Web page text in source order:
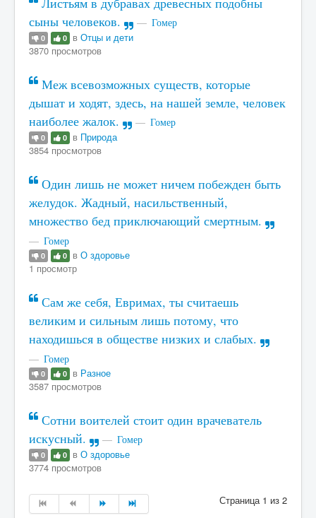
сыны человеков.
Гомер
0 0 в Отцы и дети
3870 просмотров
Меж всевозможных существ, которые
дышат и ходят, здесь, на нашей земле, человек
наиболее жалок.
Гомер
0 0 в Природа
3854 просмотров
Один лишь не может ничем побежден быть
желудок. Жадный, насильственный,
множество бед приключающий смертным.
Гомер
0 0 в О здоровье
1 просмотр
Сам же себя, Евримах, ты считаешь
великим и сильным лишь потому, что
находишься в обществе низких и слабых.
Гомер
0 0 в Разное
3587 просмотров
Сотни воителей стоит один врачеватель
искусный.
Гомер
0 0 в О здоровье
3774 просмотров
Страница 1 из 2